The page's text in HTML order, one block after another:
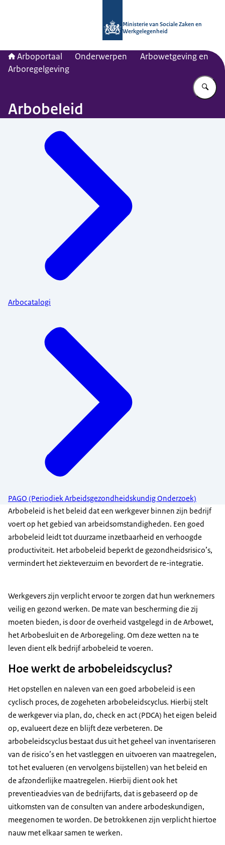
Ministerie van Sociale Zaken en
Werkgelegenheid
Arboportaal Onderwerpen
Arbowetgeving en
Arboregelgeving
Arbobeleid
Arbocatalogi
PAGO (Periodiek Arbeidsgezondheidskundig Onderzoek)
Arbobeleid is het beleid dat een werkgever binnen zijn bedrijf
voert op het gebied van arbeidsomstandigheden. Een goed
arbobeleid leidt tot duurzame inzetbaarheid en verhoogde
productiviteit. Het arbobeleid beperkt de gezondheidsrisico’s,
vermindert het ziekteverzuim en bevordert de re-integratie.
Werkgevers zijn verplicht ervoor te zorgen dat hun werknemers
veilig en gezond werken. De mate van bescherming die zij
moeten bieden, is door de overheid vastgelegd in de Arbowet,
het Arbobesluit en de Arboregeling. Om deze wetten na te
leven dient elk bedrijf arbobeleid te voeren.
Hoe werkt de arbobeleidscyclus?
Het opstellen en naleven van een goed arbobeleid is een
cyclisch proces, de zogeheten arbobeleidscyclus. Hierbij stelt
de werkgever via plan, do, check en act (PDCA) het eigen beleid
op, evalueert deze en blijft deze verbeteren. De
arbobeleidscyclus bestaat dus uit het geheel van inventariseren
van de risico’s en het vastleggen en uitvoeren van maatregelen,
tot het evalueren (en vervolgens bijstellen) van het beleid en
de afzonderlijke maatregelen. Hierbij dient ook het
preventieadvies van de bedrijfarts, dat is gebaseerd op de
uitkomsten van de consulten van andere arbodeskundigen,
meegenomen te worden. De betrokkenen zijn verplicht hiertoe
nauw met elkaar samen te werken.